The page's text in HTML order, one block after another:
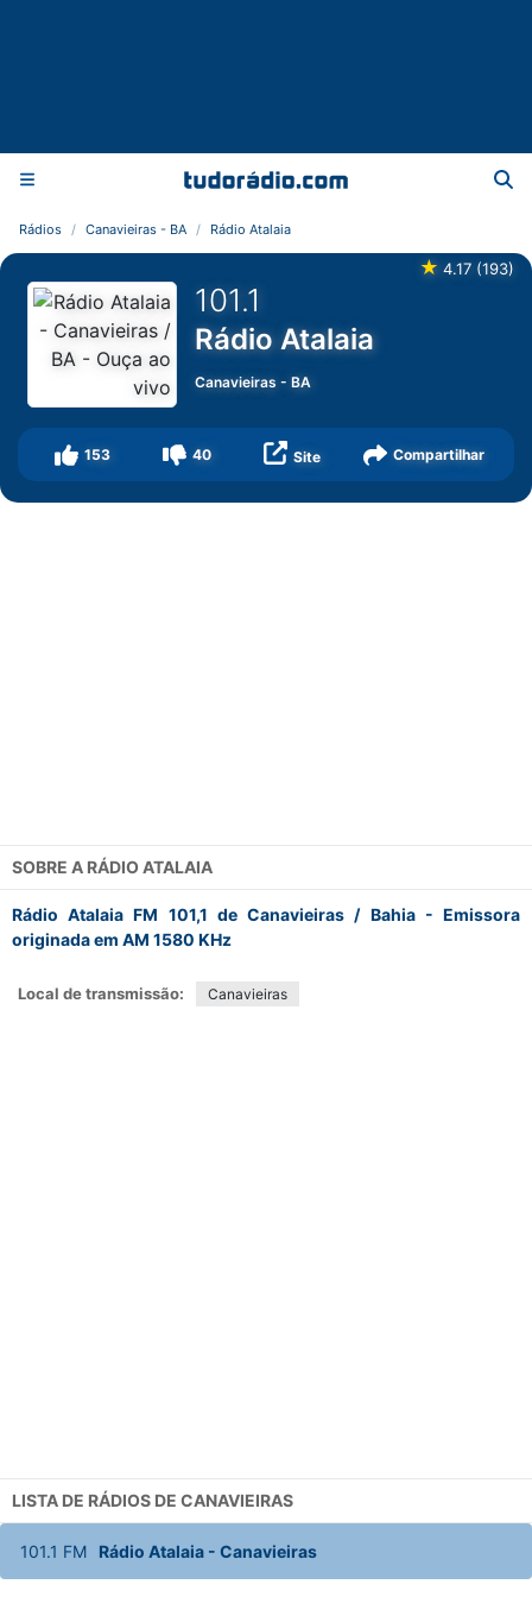
Rádios Canavieiras - BA Rádio Atalaia
★ 4.17 (193)
101.1
Rádio Atalaia
Canavieiras -BA
153 40 Site Compartilhar
SOBRE A RÁDIO ATALAIA
Rádio Atalaia FM 101,1 de Canavieiras / Bahia - Emissora
originada em AM 1580 KHz
Local de transmissão: Canavieiras
LISTA DE RÁDIOS DE CANAVIEIRAS
101.1 FM Rádio Atalaia- Canavieiras